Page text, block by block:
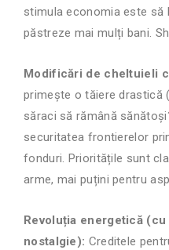
stimula economia este să
păstreze mai mulți bani.
Modificări de cheltuieli
primește o tăiere drastică
săraci să rămână
securitatea frontierelor
fonduri. Prioritățile sunt
arme, mai puțini pentru
Revoluția energetică
nostalgie): Creditele